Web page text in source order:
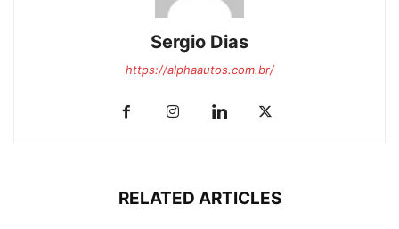
Sergio Dias
https://alphaautos.com.br/
RELATED ARTICLES